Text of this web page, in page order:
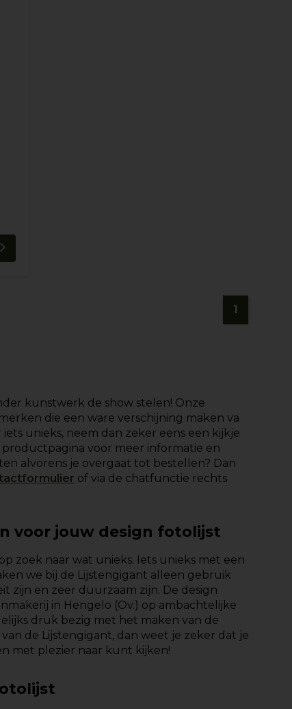
1
kunstwerk de show stelen! Onze
die een ware verschijning maken va
unieks, neem dan zeker eens een kijkje
voor meer informatie en
alvorens je overgaat tot bestellen? Dan
of via de chatfunctie rechts
voor jouw design fotolijst
zoek naar wat unieks. Iets unieks met een
we bij de Lijstengigant alleen gebruik
zijn en zeer duurzaam zijn. De design
in Hengelo (Ov.) op ambachtelijke
druk bezig met het maken van de
de Lijstengigant, dan weet je zeker dat je
met plezier naar kunt kijken!